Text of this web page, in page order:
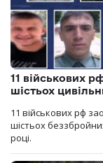
11 військових
шістьох
11 військових рф
шістьох
році.